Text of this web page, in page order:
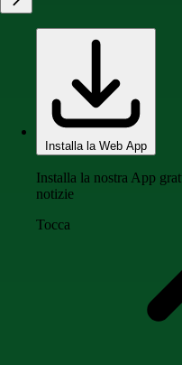
Installa la Web App
Installa la nostra App
notizie
Tocca